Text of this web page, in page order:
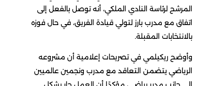
المرشح لرئاسة النادي الملكي، أنه توصل بالفعل إلى
اتفاق مع مدرب بارز لتولي قيادة الفريق، في حال فوزه
بالانتخابات المقبلة.
وأوضح ريكيلمي في تصريحات إعلامية أن مشروعه
الرياضي يتضمن التعاقد مع مدرب ونجمين عالميين